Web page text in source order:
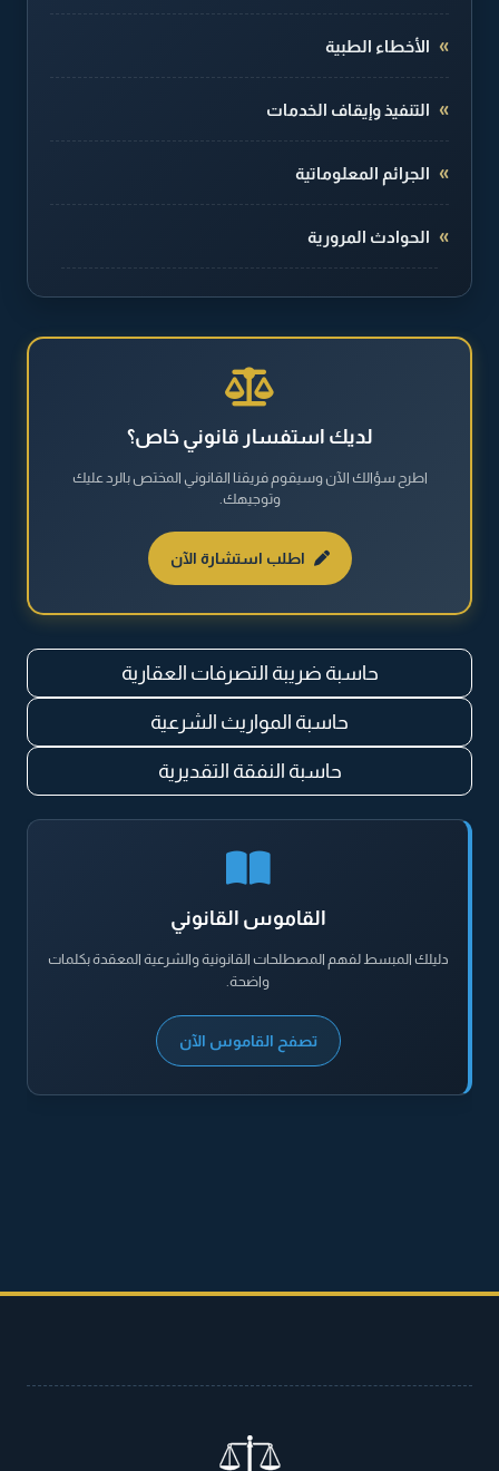
الأخطاء الطبية
التنفيذ وإيقاف الخدمات
الجرائم المعلوماتية
الحوادث المرورية
الطلاق والخلع
القضايا العقارية
القضايا العمالية
القضايا المالية
نظام مكافحة المخدرات والمؤثرات العقلية
لديك استفسار قانوني خاص؟
اطرح سؤالك الآن وسيقوم فريقنا القانوني المختص بالرد عليك
وتوجيهك.
اطلب استشارة الآن
حاسبة ضريبة التصرفات العقارية
حاسبة المواريث الشرعية
حاسبة النفقة التقديرية
القاموس القانوني
دليلك المبسط لفهم المصطلحات القانونية والشرعية المعقدة بكلمات
واضحة.
تصفح القاموس الآن